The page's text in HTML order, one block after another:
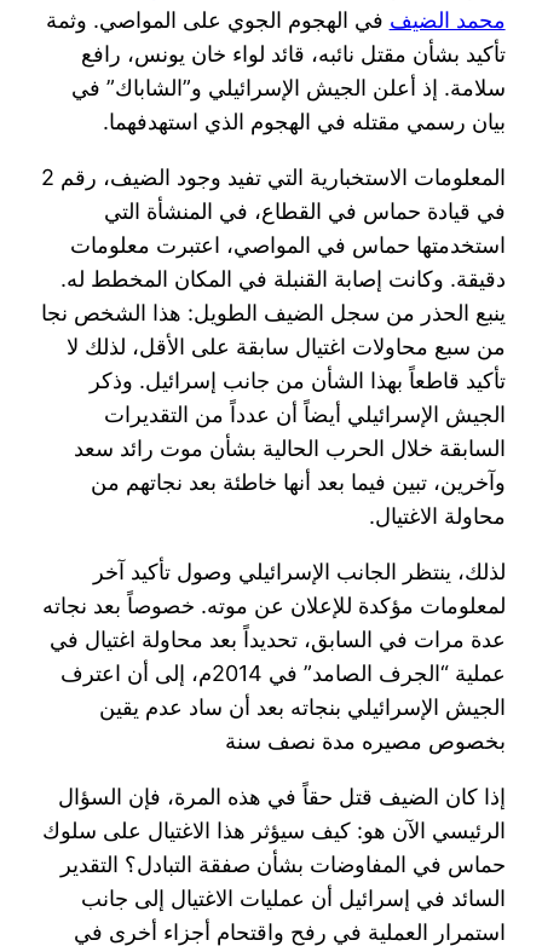
محمد الضيف في الهجوم الجوي على المواصي. وثمة
تأكيد بشأن مقتل نائبه، قائد لواء خان يونس، رافع
سلامة. إذ أعلن الجيش الإسرائيلي و”الشاباك” في
بيان رسمي مقتله في الهجوم الذي استهدفهما.
المعلومات الاستخبارية التي تفيد وجود الضيف، رقم 2
في قيادة حماس في القطاع، في المنشأة التي
استخدمتها حماس في المواصي، اعتبرت معلومات
دقيقة. وكانت إصابة القنبلة في المكان المخطط له.
ينبع الحذر من سجل الضيف الطويل: هذا الشخص نجا
من سبع محاولات اغتيال سابقة على الأقل، لذلك لا
تأكيد قاطعاً بهذا الشأن من جانب إسرائيل. وذكر
الجيش الإسرائيلي أيضاً أن عدداً من التقديرات
السابقة خلال الحرب الحالية بشأن موت رائد سعد
وآخرين، تبين فيما بعد أنها خاطئة بعد نجاتهم من
محاولة الاغتيال.
لذلك، ينتظر الجانب الإسرائيلي وصول تأكيد آخر
لمعلومات مؤكدة للإعلان عن موته. خصوصاً بعد نجاته
عدة مرات في السابق، تحديداً بعد محاولة اغتيال في
عملية “الجرف الصامد” في 2014م، إلى أن اعترف
الجيش الإسرائيلي بنجاته بعد أن ساد عدم يقين
بخصوص مصيره مدة نصف سنة
إذا كان الضيف قتل حقاً في هذه المرة، فإن السؤال
الرئيسي الآن هو: كيف سيؤثر هذا الاغتيال على سلوك
حماس في المفاوضات بشأن صفقة التبادل؟ التقدير
السائد في إسرائيل أن عمليات الاغتيال إلى جانب
استمرار العملية في رفح واقتحام أجزاء أخرى في